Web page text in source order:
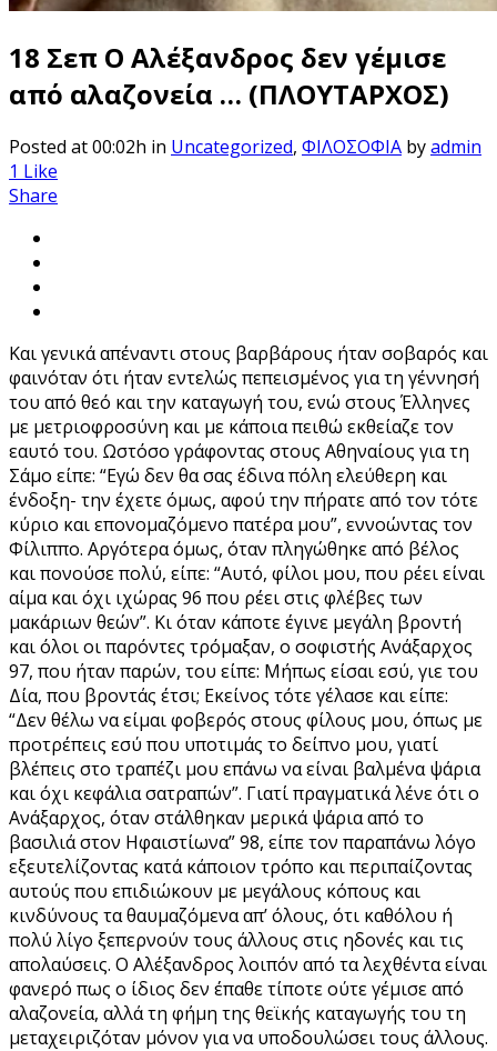
18 Σεπ Ο Αλέξανδρος δεν γέμισε
από αλαζονεία … (ΠΛΟΥΤΑΡΧΟΣ)
Posted at 00:02h in Uncategorized, ΦΙΛΟΣΟΦΙΑ byadmin
1 Like
Share
Και γενικά απέναντι στους βαρβάρους ήταν σοβαρός και
φαινόταν ότι ήταν εντελώς πεπεισμένος για τη γέννησή
του από θεό και την καταγωγή του, ενώ στους Έλληνες
με μετριοφροσύνη και με κάποια πειθώ εκθείαζε τον
εαυτό του. Ωστόσο γράφοντας στους Αθηναίους για τη
Σάμο είπε: “Εγώ δεν θα σας έδινα πόλη ελεύθερη και
ένδοξη- την έχετε όμως, αφού την πήρατε από τον τότε
κύριο και επονομαζόμενο πατέρα μου”, εννοώντας τον
Φίλιππο. Αργότερα όμως, όταν πληγώθηκε από βέλος
και πονούσε πολύ, είπε: “Αυτό, φίλοι μου, που ρέει είναι
αίμα και όχι ιχώρας 96 που ρέει στις φλέβες των
μακάριων θεών”. Κι όταν κάποτε έγινε μεγάλη βροντή
και όλοι οι παρόντες τρόμαξαν, ο σοφιστής Ανάξαρχος
97, που ήταν παρών, του είπε: Μήπως είσαι εσύ, γιε του
Δία, που βροντάς έτσι; Εκείνος τότε γέλασε και είπε:
“Δεν θέλω να είμαι φοβερός στους φίλους μου, όπως με
προτρέπεις εσύ που υποτιμάς το δείπνο μου, γιατί
βλέπεις στο τραπέζι μου επάνω να είναι βαλμένα ψάρια
και όχι κεφάλια σατραπών”. Γιατί πραγματικά λένε ότι ο
Ανάξαρχος, όταν στάλθηκαν μερικά ψάρια από το
βασιλιά στον Ηφαιστίωνα” 98, είπε τον παραπάνω λόγο
εξευτελίζοντας κατά κάποιον τρόπο και περιπαίζοντας
αυτούς που επιδιώκουν με μεγάλους κόπους και
κινδύνους τα θαυμαζόμενα απ’ όλους, ότι καθόλου ή
πολύ λίγο ξεπερνούν τους άλλους στις ηδονές και τις
απολαύσεις. Ο Αλέξανδρος λοιπόν από τα λεχθέντα είναι
φανερό πως ο ίδιος δεν έπαθε τίποτε ούτε γέμισε από
αλαζονεία, αλλά τη φήμη της θεϊκής καταγωγής του τη
μεταχειριζόταν μόνον για να υποδουλώσει τους άλλους.